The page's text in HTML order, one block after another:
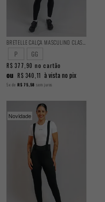
P GG
R$ 377,90 no cartão
ou R$ 340,11 à vista no pix
5x de R$ 75,58 sem juros
Novidade